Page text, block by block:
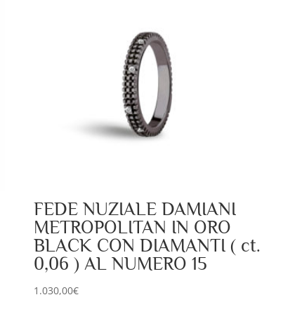
FEDE NUZIALE DAMIANI
METROPOLITAN IN ORO
BLACK CON DIAMANTI ( ct.
0,06 ) AL NUMERO 15
1.030,00€